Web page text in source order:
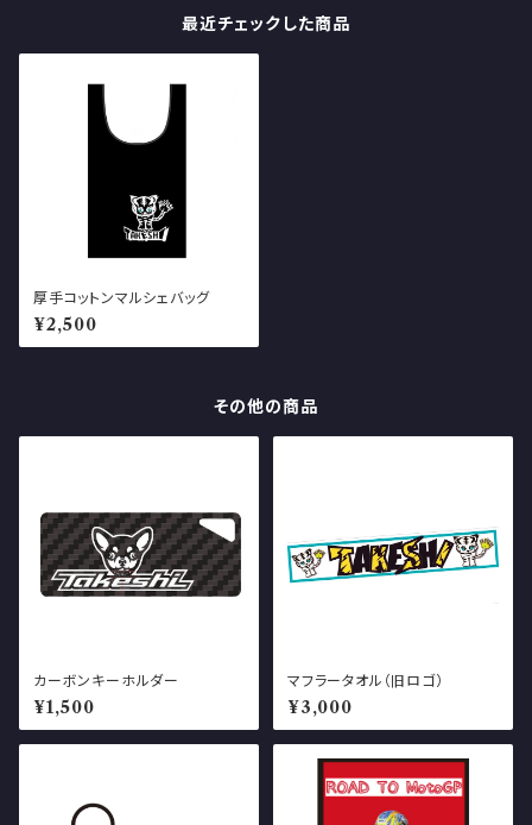
最近チェックした商品
厚手コットンマルシェバッグ
¥2,500
その他の商品
カーボンキーホルダー
¥1,500
マフラータオル（旧ロゴ）
¥3,000